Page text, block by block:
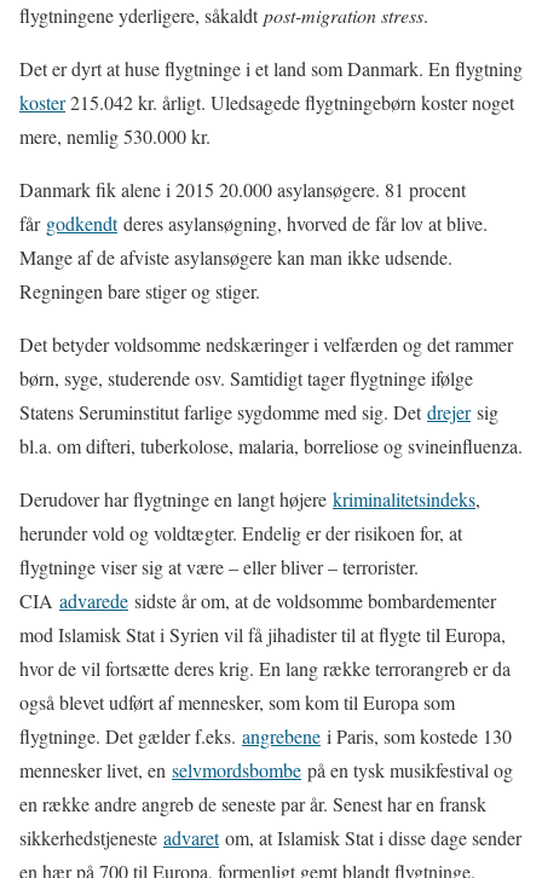
flygtningene yderligere, såkaldtpost-migration stress.
Det er dyrt at huse flygtninge i et land som Danmark. En flygtning
koster215.042 kr. årligt. Uledsagede flygtningebørn koster noget
mere, nemlig 530.000 kr.
Danmark fik alene i 2015 20.000 asylansøgere. 81 procent
får godkendtderes asylansøgning, hvorved de får lov at blive.
Mange af de afviste asylansøgere kan man ikke udsende.
Regningen bare stiger og stiger.
Det betyder voldsomme nedskæringer i velfærden og det rammer
børn, syge, studerende osv. Samtidigt tager flygtninge ifølge
Statens Seruminstitut farlige sygdomme med sig. Detdrejersig
bl.a. om difteri, tuberkolose, malaria, borreliose og svineinfluenza.
Derudover har flygtninge en langt højere kriminalitetsindeks,
herunder vold og voldtægter. Endelig er der risikoen for, at
flygtninge viser sig at være – eller bliver – terrorister.
CIA advarede sidste år om, at de voldsomme bombardementer
mod Islamisk Stat i Syrien vil få jihadister til at flygte til Europa,
hvor de vil fortsætte deres krig. En lang række terrorangreb er da
også blevet udført af mennesker, som kom til Europa som
flygtninge. Det gælder f.eks. angrebene i Paris, som kostede 130
mennesker livet, en selvmordsbombe på en tysk musikfestival og
en række andre angreb de seneste par år. Senest har en fransk
sikkerhedstjeneste advaretom, at Islamisk Stat i disse dage sender
en hær på 700 til Europa, formenligt gemt blandt flygtninge.